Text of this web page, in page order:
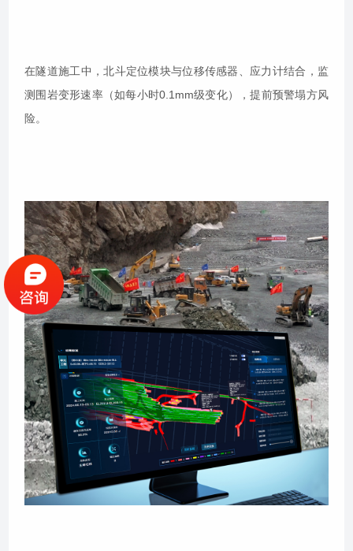
在隧道施工中，北斗定位模块与位移传感器、应力计结合，监
测围岩变形速率（如每小时0.1mm级变化），提前预警塌方风
险。